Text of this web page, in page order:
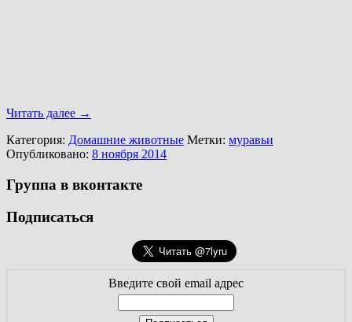
Читать далее →
Категория: Домашние животные Метки: муравьи
Опубликовано: 8 ноября 2014
Группа в вконтакте
Подписаться
Введите свой email адрес